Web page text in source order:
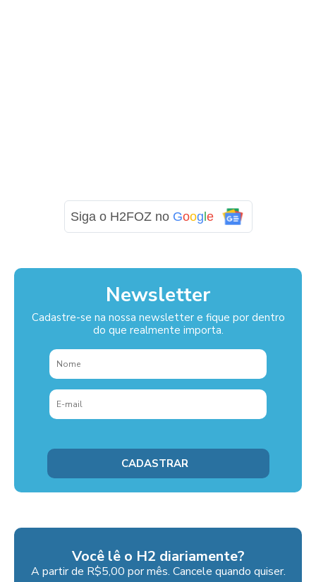
Siga o H2FOZ no Google
Newsletter
Cadastre-se na nossa newsletter e fique por dentro
do que realmente importa.
Você lê o H2 diariamente?
A partir de R$5,00 por mês. Cancele quando quiser.